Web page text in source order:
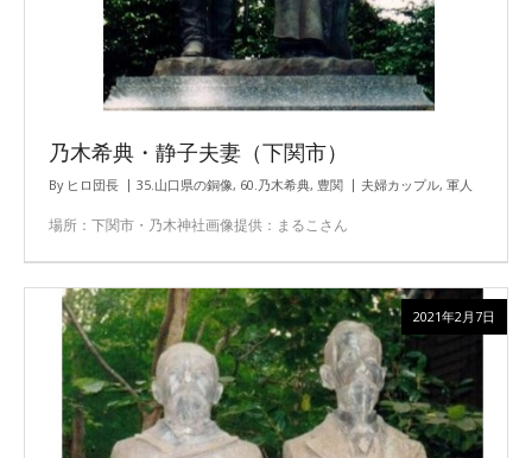
乃木希典・静子夫妻（下関市）
By ヒロ団長 35.山口県の銅像, 60.乃木希典, 豊関 夫婦カップル, 軍人
場所：下関市・乃木神社画像提供：まるこさん
2021年2月7日